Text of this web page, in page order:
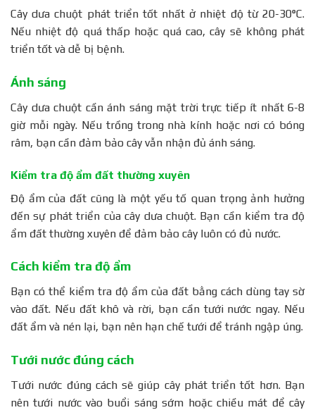
Cây dưa chuột phát triển tốt nhất ở nhiệt độ từ 20-30°C.
Nếu nhiệt độ quá thấp hoặc quá cao, cây sẽ không phát
triển tốt và dễ bị bệnh.
Ánh sáng
Cây dưa chuột cần ánh sáng mặt trời trực tiếp ít nhất 6-8
giờ mỗi ngày. Nếu trồng trong nhà kính hoặc nơi có bóng
râm, bạn cần đảm bảo cây vẫn nhận đủ ánh sáng.
Kiểm tra độ ẩm đất thường xuyên
Độ ẩm của đất cũng là một yếu tố quan trọng ảnh hưởng
đến sự phát triển của cây dưa chuột. Bạn cần kiểm tra độ
ẩm đất thường xuyên để đảm bảo cây luôn có đủ nước.
Cách kiểm tra độ ẩm
Bạn có thể kiểm tra độ ẩm của đất bằng cách dùng tay sờ
vào đất. Nếu đất khô và rời, bạn cần tưới nước ngay. Nếu
đất ẩm và nén lại, bạn nên hạn chế tưới để tránh ngập úng.
Tưới nước đúng cách
Tưới nước đúng cách sẽ giúp cây phát triển tốt hơn. Bạn
nên tưới nước vào buổi sáng sớm hoặc chiều mát để cây